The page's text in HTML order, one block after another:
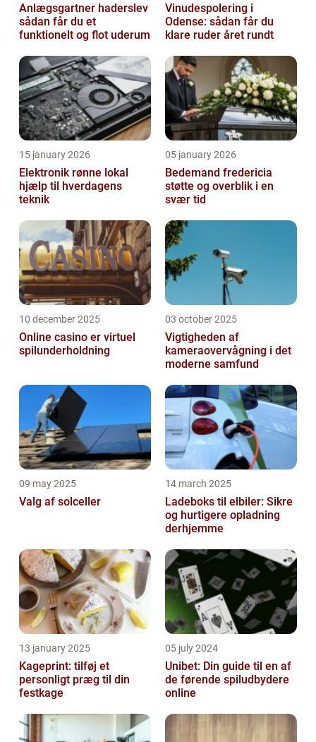
Anlægsgartner haderslev
sådan får du et
funktionelt og flot uderum
Vinudespolering i
Odense: sådan får du
klare ruder året rundt
15 january 2026
Elektronik rønne lokal
hjælp til hverdagens
teknik
05 january 2026
Bedemand fredericia
støtte og overblik i en
svær tid
10 december 2025
Online casino er virtuel
spilunderholdning
03 october 2025
Vigtigheden af
kameraovervågning i det
moderne samfund
09 may 2025
Valg af solceller
14 march 2025
Ladeboks til elbiler: Sikre
og hurtigere opladning
derhjemme
13 january 2025
Kageprint: tilføj et
personligt præg til din
festkage
05 july 2024
Unibet: Din guide til en af
de førende spiludbydere
online